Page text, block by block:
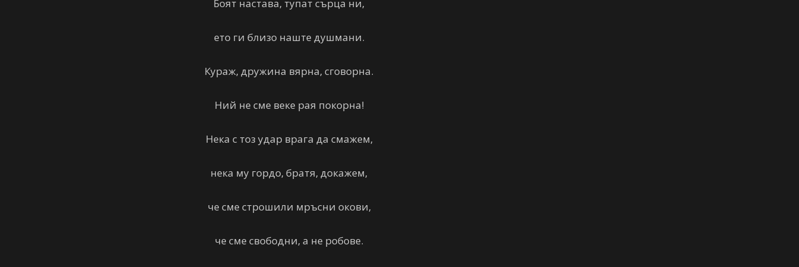
Боят настава, тупат сърца ни,
ето ги близо наште душмани.
Кураж, дружина вярна, сговорна.
Ний не сме веке рая покорна!
Нека с тоз удар врага да смажем,
нека му гордо, братя, докажем,
че сме строшили мръсни окови,
че сме свободни, а не робове.